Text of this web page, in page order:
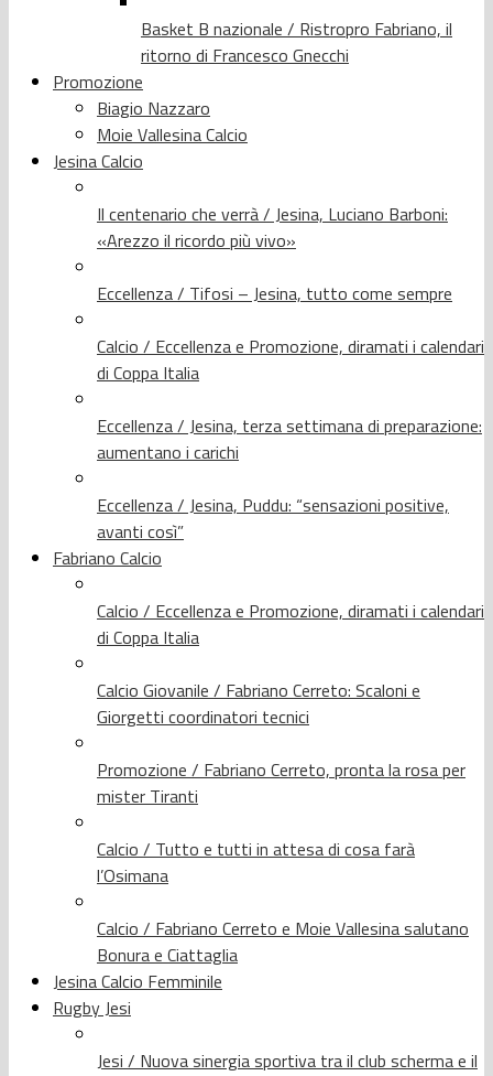
Basket B nazionale / Ristropro Fabriano, il
ritorno di Francesco Gnecchi
Promozione
Biagio Nazzaro
Moie Vallesina Calcio
Jesina Calcio
Il centenario che verrà / Jesina, Luciano Barboni:
«Arezzo il ricordo più vivo»
Eccellenza / Tifosi – Jesina, tutto come sempre
Calcio / Eccellenza e Promozione, diramati i calendari
di Coppa Italia
Eccellenza / Jesina, terza settimana di preparazione:
aumentano i carichi
Eccellenza / Jesina, Puddu: “sensazioni positive,
avanti così”
Fabriano Calcio
Calcio / Eccellenza e Promozione, diramati i calendari
di Coppa Italia
Calcio Giovanile / Fabriano Cerreto: Scaloni e
Giorgetti coordinatori tecnici
Promozione / Fabriano Cerreto, pronta la rosa per
mister Tiranti
Calcio / Tutto e tutti in attesa di cosa farà
l’Osimana
Calcio / Fabriano Cerreto e Moie Vallesina salutano
Bonura e Ciattaglia
Jesina Calcio Femminile
Rugby Jesi
Jesi / Nuova sinergia sportiva tra il club scherma e il